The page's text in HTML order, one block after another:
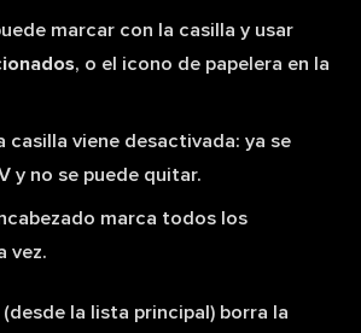
marcar con la casilla y usar
, o el icono de papelera en la
casilla viene desactivada: ya se
y no se puede quitar.
marca todos los
vez.
(desde la lista principal) borra la